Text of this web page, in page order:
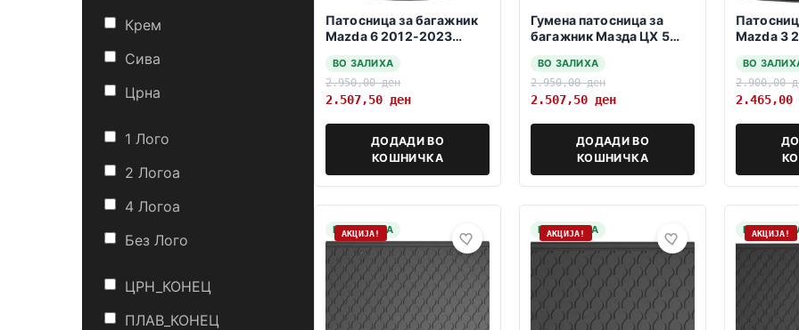
Крем
Сива
Црна
1 Лого
2 Логоa
4 Логоa
Без Лого
ЦРН_КОНЕЦ
ПЛАВ_КОНЕЦ
Патосница за багажник
Mazda 6 2012-2023
ВО ЗАЛИХА
2.950,00ден
2.507,50 ден
ДОДАДИ ВО
КОШНИЧКА
Гумена патосница за
багажник Мазда ЦХ 5
ВО ЗАЛИХА
2.950,00ден
2.507,50 ден
ДОДАДИ ВО
КОШНИЧКА
Mazda 3
ВО
2.900,00
2.465,00
НА ЗАЛИХА
АКЦИЈА! НА ЗАЛИХА
АКЦИЈА! НААКЦИЈА!